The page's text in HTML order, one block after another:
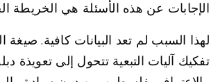
الإجابات عن هذه الأسئلة هي الخريطة
لهذا السبب لم تعد البيانات كافية. صيغة
تفكيك آليات التبعية تتحول إلى تعويذة